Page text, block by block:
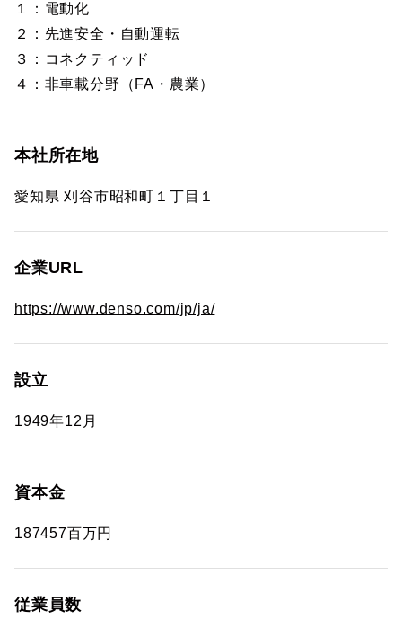
１：電動化
２：先進安全・自動運転
３：コネクティッド
４：非車載分野（FA・農業）
本社所在地
愛知県 刈谷市昭和町１丁目１
企業URL
https://www.denso.com/jp/ja/
設立
1949年12月
資本金
187457百万円
従業員数